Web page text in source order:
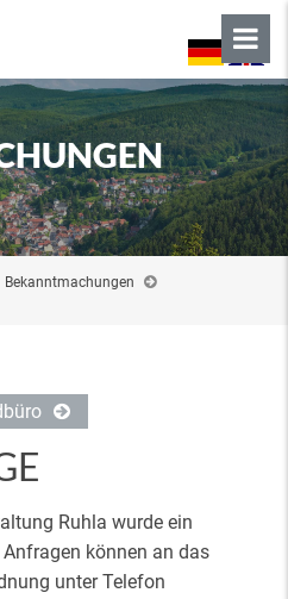
Bekanntmachungen
Ruhla wurde ein
können an das
unter Telefon